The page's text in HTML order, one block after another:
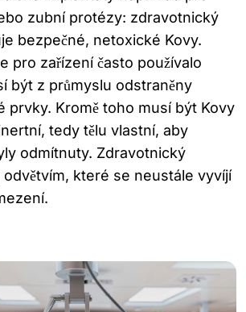
zubní protézy: zdravotnický
bezpečné, netoxické Kovy.
pro zařízení často používalo
být z průmyslu odstraněny
prvky. Kromě toho musí být Kovy
tedy tělu vlastní, aby
odmítnuty. Zdravotnický
které se neustále vyvíjí